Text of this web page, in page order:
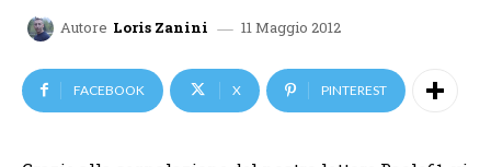
Autore Loris Zanini 11 Maggio 2012
FACEBOOK X PINTEREST